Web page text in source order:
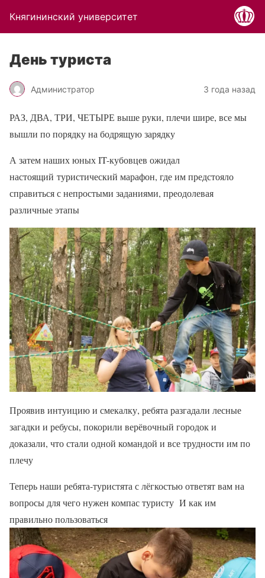
Княгининский университет
День туриста
Администратор 3 года назад
РАЗ, ДВА, ТРИ, ЧЕТЫРЕ выше руки, плечи шире, все мы
вышли по порядку на бодрящую зарядку
А затем наших юных IT-кубовцев ожидал
настоящий туристический марафон, где им предстояло
справиться с непростыми заданиями, преодолевая
различные этапы
Проявив интуицию и смекалку, ребята разгадали лесные
загадки и ребусы, покорили верёвочный городок и
доказали, что стали одной командой и все трудности им по
плечу
Теперь наши ребята-туристята с лёгкостью ответят вам на
вопросы для чего нужен компас туристу И как им
правильно пользоваться